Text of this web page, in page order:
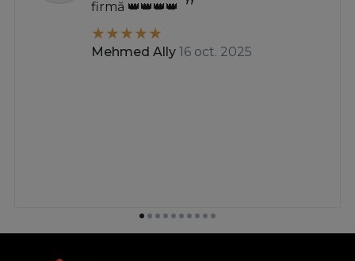
firmă 👑👑👑👑
Mehmed Ally 16 oct. 2025